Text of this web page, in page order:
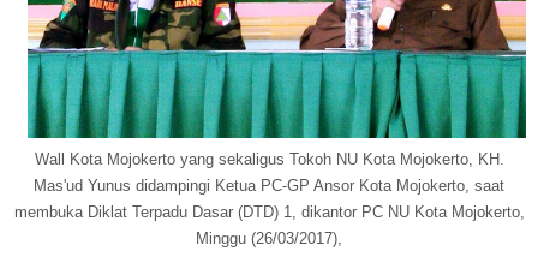
Wall Kota Mojokerto yang sekaligus Tokoh NU Kota Mojokerto, KH.
Mas'ud Yunus didampingi Ketua PC-GP Ansor Kota Mojokerto, saat
membuka Diklat Terpadu Dasar (DTD) 1, dikantor PC NU Kota Mojokerto,
Minggu (26/03/2017),